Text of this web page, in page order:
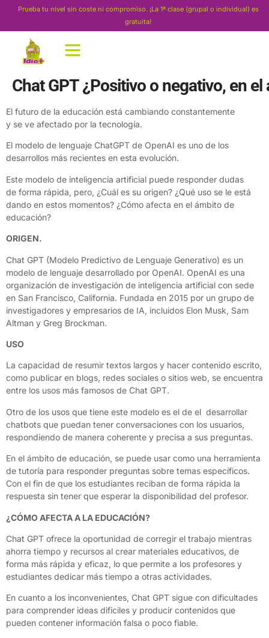
Prueba tu nivel sin coste ni compromiso. ¡La 1ª clase (grupal o individual) es
gratuita!
Chat GPT ¿Positivo o negativo, en
El futuro de la educación está cambiando constantemente
y se ve afectado por la tecnología.
El modelo de lenguaje ChatGPT de OpenAI es uno de los
desarrollos más recientes en esta evolución.
Este modelo de inteligencia artificial puede responder dudas
de forma rápida, pero, ¿Cuál es su origen? ¿Qué uso se le está
dando en estos momentos? ¿Cómo afecta en el ámbito de
educación?
ORIGEN.
Chat GPT (Modelo Predictivo de Lenguaje Generativo) es un
modelo de lenguaje desarrollado por OpenAI. OpenAI es una
organización de investigación de inteligencia artificial con sede
en San Francisco, California. Fundada en 2015 por un grupo de
investigadores y empresarios de IA, incluidos Elon Musk, Sam
Altman y Greg Brockman.
USO
La capacidad de resumir textos largos y hacer contenido escrito,
como publicar en blogs, redes sociales o sitios web, se encuentra
entre los usos más famosos de Chat GPT.
Otro de los usos que tiene este modelo es el de el desarrollar
chatbots que puedan tener conversaciones con los usuarios,
respondiendo de manera coherente y precisa a sus preguntas.
En el ámbito de educación, se puede usar como una herramienta
de tutoría para responder preguntas sobre temas específicos.
Con el fin de que los estudiantes reciban de forma rápida la
respuesta sin tener que esperar la disponibilidad del profesor.
¿CÓMO AFECTA A LA EDUCACIÓN?
Chat GPT ofrece la oportunidad de corregir el trabajo mientras
ahorra tiempo y recursos al crear materiales educativos, de
forma más rápida y eficaz, lo que permite a los profesores y
estudiantes dedicar más tiempo a otras actividades.
En cuanto a los inconvenientes, Chat GPT sigue con dificultades
para comprender ideas dificiles y producir contenidos que
pueden contener información falsa o poco fiable.